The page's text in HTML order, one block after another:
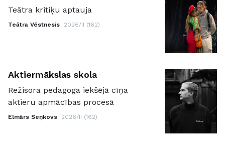
Teātra kritiķu aptauja
Teātra Vēstnesis 2026/II (162)
Aktiermākslas skola
Režisora pedagoga iekšējā cīņa
aktieru apmācības procesā
Elmārs Seņkovs 2026/II (162)